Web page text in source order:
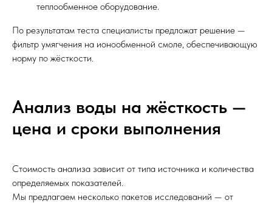
теплообменное оборудование.
По результатам теста специалисты предложат решение —
фильтр умягчения на ионообменной смоле, обеспечивающую
норму по жёсткости.
Анализ воды на жёсткость —
цена и сроки выполнения
Стоимость анализа зависит от типа источника и количества
определяемых показателей.
Мы предлагаем несколько пакетов исследований — от